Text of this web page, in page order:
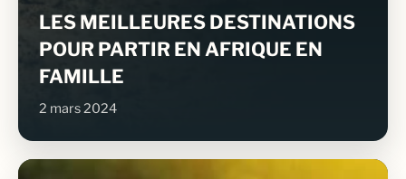
LES MEILLEURES DESTINATIONS
POUR PARTIR EN AFRIQUE EN
FAMILLE
2 mars 2024